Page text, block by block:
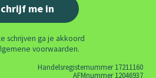
schrijven ga je akkoord
voorwaarden.
Handelsregisternummer 17211160
AFMnummer 12046937